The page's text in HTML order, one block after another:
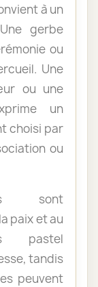
à un
gerbe
ou
Une
ou une
un
choisi par
ou
sont
paix et au
pastel
tandis
peuvent